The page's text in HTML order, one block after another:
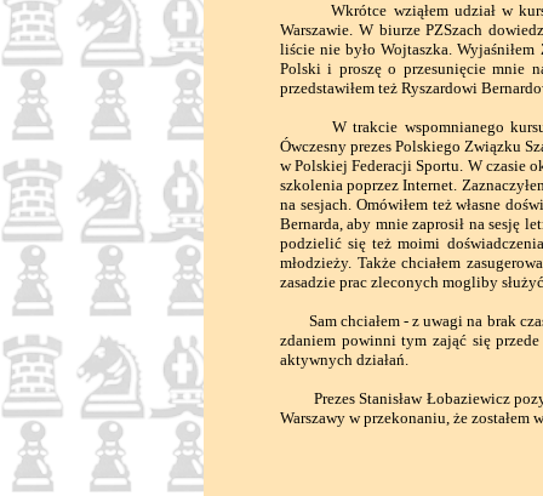
Wkrótce wziąłem udział w
Warszawie. W biurze PZSzach
liście nie było Wojtaszka.
Polski i proszę o przesunięcie mnie
przedstawiłem też Ryszardowi
W trakcie wspomnianego kursu
Ówczesny prezes Polskiego Związku
w Polskiej Federacji Sportu. W czasie
szkolenia poprzez Internet.
na sesjach. Omówiłem też własne
Bernarda, aby mnie zaprosił na sesję
podzielić się też moimi
młodzieży. Także chciałem
zasadzie prac zleconych mogliby
Sam chciałem - z uwagi na brak
zdaniem powinni tym zająć się
aktywnych działań.
Prezes Stanisław Łobaziewicz
Warszawy w przekonaniu, że zostałem